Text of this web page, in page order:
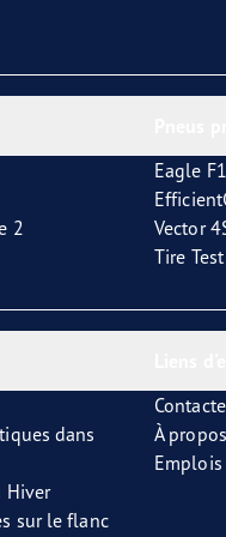
2
Eagle
Vector
Tire
dans
Hiver
sur le flanc
À
Emplois